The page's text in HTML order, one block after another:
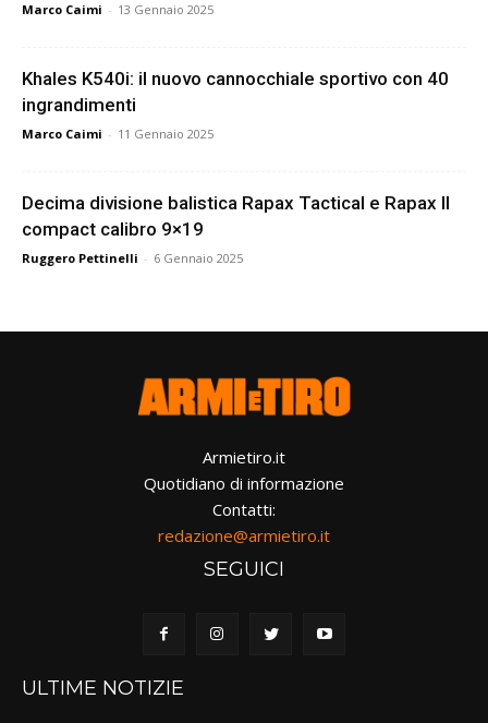
Marco Caimi - 13 Gennaio 2025
Khales K540i: il nuovo cannocchiale sportivo con 40
ingrandimenti
Marco Caimi - 11 Gennaio 2025
Decima divisione balistica Rapax Tactical e Rapax II
compact calibro 9×19
Ruggero Pettinelli - 6 Gennaio 2025
Armietiro.it
Quotidiano di informazione
Contatti:
redazione@armietiro.it
SEGUICI
ULTIME NOTIZIE